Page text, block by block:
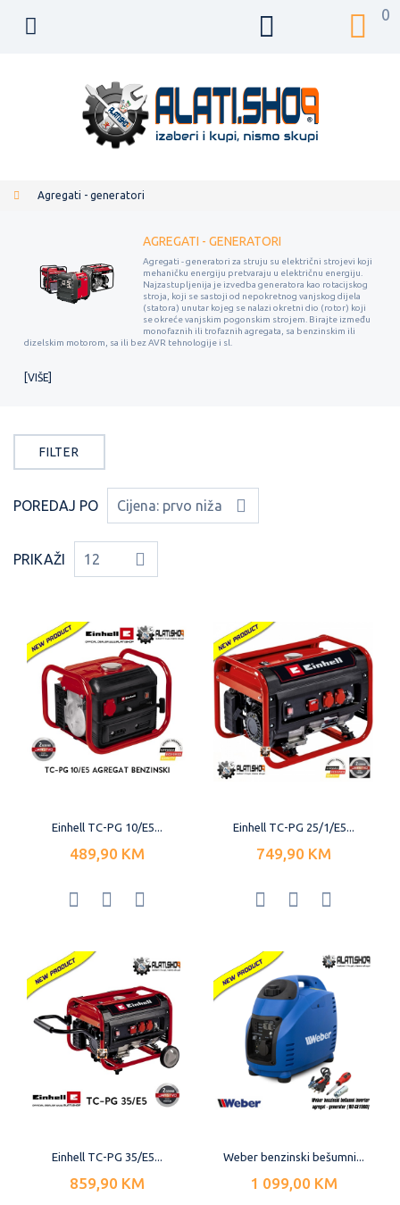
0
Agregati - generatori
AGREGATI - GENERATORI
Agregati - generatori za struju su električni strojevi koji
mehaničku energiju pretvaraju u električnu energiju.
Najzastupljenija je izvedba generatora kao rotacijskog
stroja, koji se sastoji od nepokretnog vanjskog dijela
(statora) unutar kojeg se nalazi okretni dio (rotor) koji
se okreće vanjskim pogonskim strojem. Birajte između
monofaznih ili trofaznih agregata, sa benzinskim ili
dizelskim motorom, sa ili bez AVR tehnologije i sl.
VIŠE
POREDAJ PO Cijena: prvo niža
PRIKAŽI 12
Einhell TC-PG 10/E5...
489,90 KM
Einhell TC-PG 25/1/E5...
749,90 KM
Einhell TC-PG 35/E5...
859,90 KM
Weber benzinski bešumni...
1 099,00 KM
FILTER